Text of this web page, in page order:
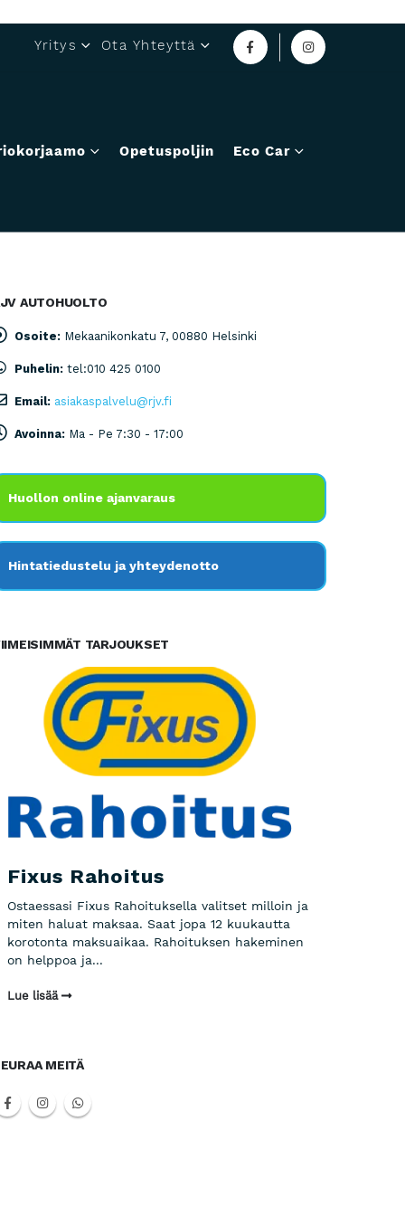
Yritys Ota Yhteyttä
Opetuspoljin Eco Car
AUTOHUOLTO
Osoite: Mekaanikonkatu 7, 00880 Helsinki
Puhelin: tel:010 425 0100
Email: asiakaspalvelu@rjv.fi
Avoinna: Ma - Pe 7:30 - 17:00
Huollon online ajanvaraus
Hintatiedustelu ja yhteydenotto
TARJOUKSET
Fixus Rahoitus
Ostaessasi Fixus Rahoituksella valitset milloin ja
miten haluat maksaa. Saat jopa 12 kuukautta
korotonta maksuaikaa. Rahoituksen hakeminen
on helppoa ja...
Lue lisää
MEITÄ